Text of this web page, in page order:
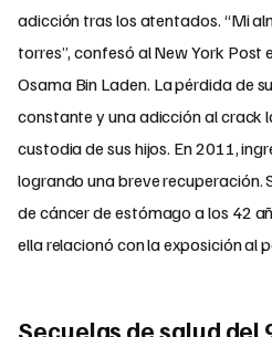
adicción tras los atentados. “Mi
torres”, confesó al New York Post
Osama Bin Laden. La pérdida de
constante y una adicción al crack
custodia de sus hijos. En 2011,
logrando una breve recuperación.
de cáncer de estómago a los 42
ella relacionó con la exposición al
Secuelas de salud del